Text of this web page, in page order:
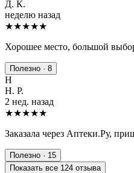
Д. К.
неделю назад
★★★★★
Хорошее место, большой
Полезно · 8
Н
Н. Р.
2 нед. назад
★★★★★
Заказала через Аптеки.Ру,
Полезно · 15
Показать все 124 отзыва